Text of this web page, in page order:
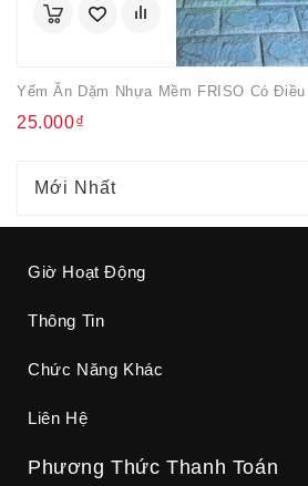
Yếm Ăn Dặm Nhựa Mềm FRISO Có Điều
25.000₫
Mới Nhất
Giờ Hoạt Động
Thông Tin
Chức Năng Khác
Liên Hệ
Phương Thức Thanh Toán